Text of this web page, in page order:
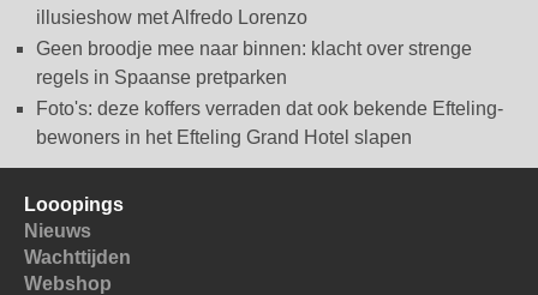
illusieshow met Alfredo Lorenzo
Geen broodje mee naar binnen: klacht over strenge
regels in Spaanse pretparken
Foto's: deze koffers verraden dat ook bekende Efteling-
bewoners in het Efteling Grand Hotel slapen
Looopings
Nieuws
Wachttijden
Webshop